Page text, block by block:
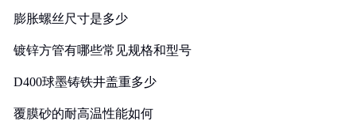
膨胀螺丝尺寸是多少
镀锌方管有哪些常见规格和型号
D400球墨铸铁井盖重多少
覆膜砂的耐高温性能如何